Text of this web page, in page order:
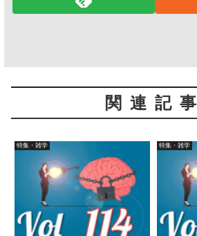
関連記事
特集・雑学 特集・雑学